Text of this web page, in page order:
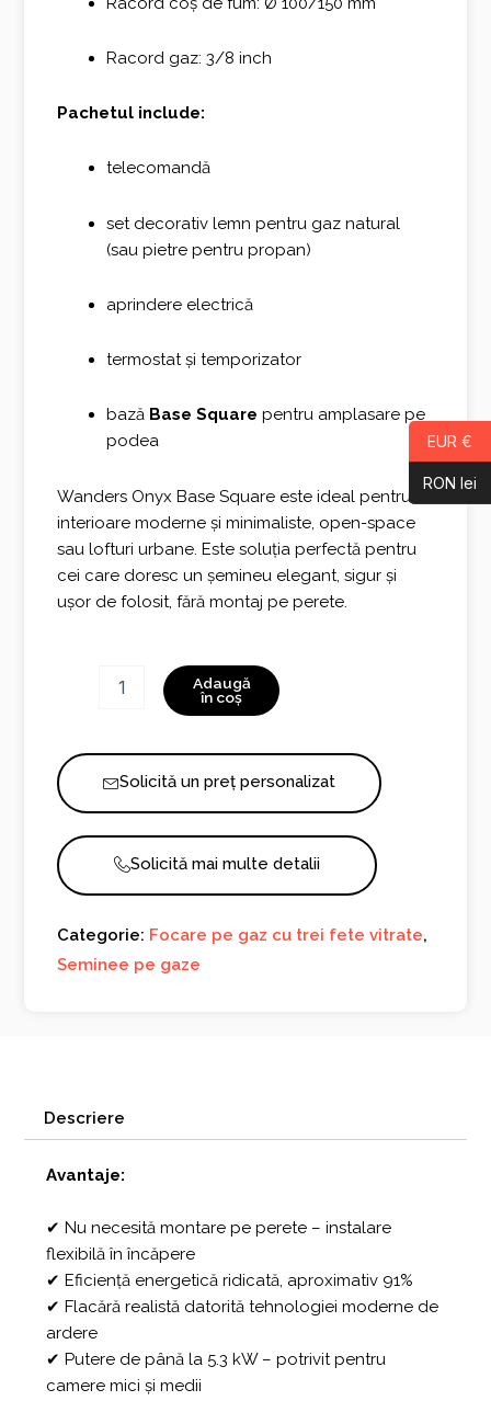
Racord gaz: 3/8 inch
Pachetul include:
telecomandă
set decorativ lemn pentru gaz natural
(sau pietre pentru propan)
aprindere electrică
termostat și temporizator
bază Base Square pentru amplasare pe
podea
Wanders Onyx Base Square este ideal pentru
interioare moderne și minimaliste, open-space
sau lofturi urbane. Este soluția perfectă pentru
cei care doresc un șemineu elegant, sigur și
ușor de folosit, fără montaj pe perete.
Adaugă
în coș
Solicită un preț personalizat
Solicită mai multe detalii
Categorie: Focare pe gaz cu trei fete vitrate,
Seminee pe gaze
Descriere
Avantaje:
✔ Nu necesită montare pe perete – instalare
flexibilă în încăpere
✔ Eficiență energetică ridicată, aproximativ 91%
✔ Flacără realistă datorită tehnologiei moderne de
ardere
✔ Putere de până la 5.3 kW – potrivit pentru
camere mici și medii
EUR €
RON lei